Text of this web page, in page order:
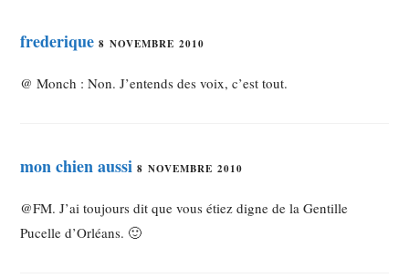
frederique 8 NOVEMBRE 2010
@ Monch : Non. J’entends des voix, c’est tout.
mon chien aussi 8 NOVEMBRE 2010
@FM. J’ai toujours dit que vous étiez digne de la Gentille
Pucelle d’Orléans. 🙂